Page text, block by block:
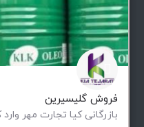
فروش گلیسیرین